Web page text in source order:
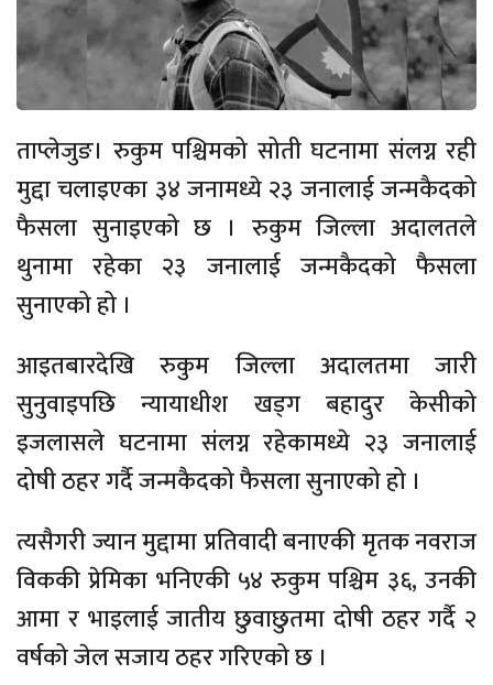
ताप्लेजुङ। रुकुम पश्चिमको सोती घटनामा संलग्न रही
मुद्दा चलाइएका ३४ जनामध्ये २३ जनालाई जन्मकैदको
फैसला सुनाइएको छ । रुकुम जिल्ला अदालतले
थुनामा रहेका २३ जनालाई जन्मकैदको फैसला
सुनाएको हो ।
आइतबारदेखि रुकुम जिल्ला अदालतमा जारी
सुनुवाइपछि न्यायाधीश खड्ग बहादुर केसीको
इजलासले घटनामा संलग्न रहेकामध्ये २३ जनालाई
दोषी ठहर गर्दै जन्मकैदको फैसला सुनाएको हो ।
त्यसैगरी ज्यान मुद्दामा प्रतिवादी बनाएकी मृतक नवराज
विककी प्रेमिका भनिएकी ५४ रुकुम पश्चिम ३६, उनकी
आमा र भाइलाई जातीय छुवाछुतमा दोषी ठहर गर्दै २
वर्षको जेल सजाय ठहर गरिएको छ ।